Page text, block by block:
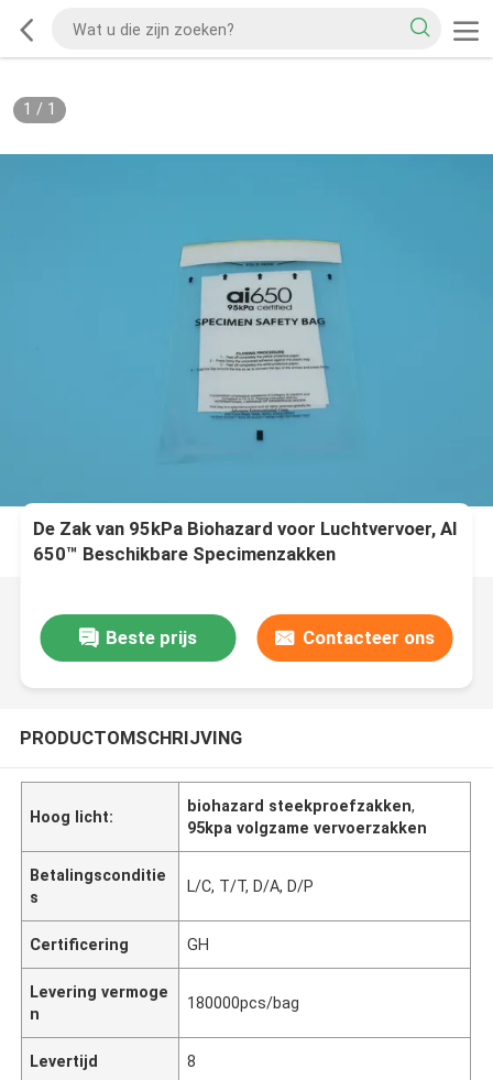
1 / 1
De Zak van 95kPa Biohazard voor Luchtvervoer, AI
650™ Beschikbare Specimenzakken
Beste prijs Contacteer ons
PRODUCTOMSCHRIJVING
Hoog licht:
biohazard steekproefzakken,
95kpa volgzame vervoerzakken
Betalingsconditie
s
L/C, T/T, D/A, D/P
Certificering GH
Levering vermoge
n
180000pcs/bag
Levertijd 8